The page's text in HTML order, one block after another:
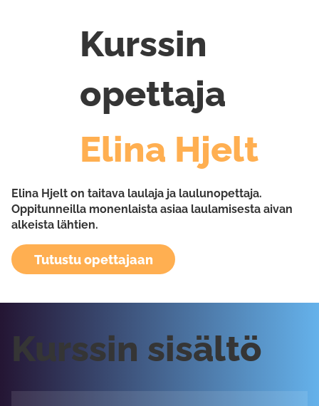
Kurssin
opettaja
Elina Hjelt
Elina Hjelt on taitava laulaja ja laulunopettaja.
Oppitunneilla monenlaista asiaa laulamisesta aivan
alkeista lähtien.
Tutustu opettajaan
Kurssin sisältö